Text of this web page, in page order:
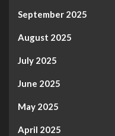
September 2025
August 2025
July 2025
June 2025
May 2025
April 2025